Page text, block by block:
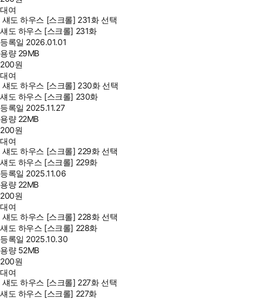
대여
섀도 하우스 [스크롤] 231화 선택
섀도 하우스 [스크롤] 231화
등록일 2026.01.01
용량 29MB
200원
대여
섀도 하우스 [스크롤] 230화 선택
섀도 하우스 [스크롤] 230화
등록일 2025.11.27
용량 22MB
200원
대여
섀도 하우스 [스크롤] 229화 선택
섀도 하우스 [스크롤] 229화
등록일 2025.11.06
용량 22MB
200원
대여
섀도 하우스 [스크롤] 228화 선택
섀도 하우스 [스크롤] 228화
등록일 2025.10.30
용량 52MB
200원
대여
섀도 하우스 [스크롤] 227화 선택
섀도 하우스 [스크롤] 227화